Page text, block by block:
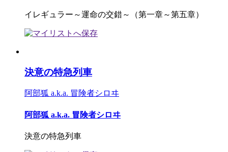
イレギュラー～運命の交錯～（第一章～第五章）
決意の特急列車
阿部狐 a.k.a. 冒険者シロヰ
阿部狐 a.k.a. 冒険者シロヰ
決意の特急列車